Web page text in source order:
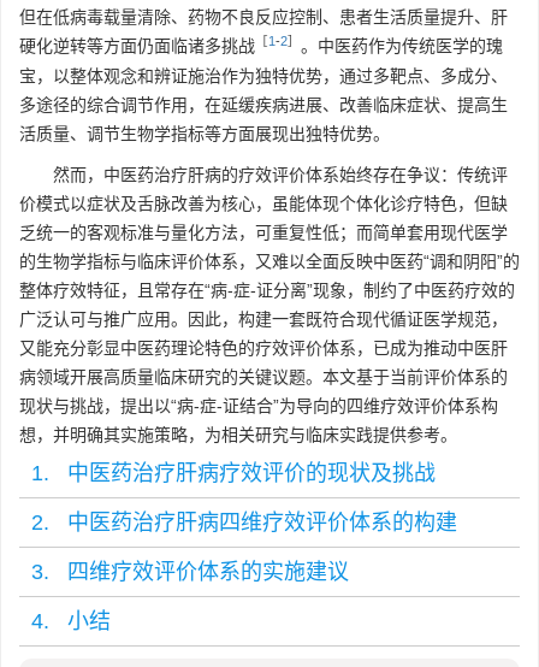
但在低病毒载量清除、药物不良反应控制、患者生活质量提升、肝
硬化逆转等方面仍面临诸多挑战 ［1-2］ 。中医药作为传统医学的瑰
宝，以整体观念和辨证施治作为独特优势，通过多靶点、多成分、
多途径的综合调节作用，在延缓疾病进展、改善临床症状、提高生
活质量、调节生物学指标等方面展现出独特优势。
然而，中医药治疗肝病的疗效评价体系始终存在争议：传统评
价模式以症状及舌脉改善为核心，虽能体现个体化诊疗特色，但缺
乏统一的客观标准与量化方法，可重复性低；而简单套用现代医学
的生物学指标与临床评价体系，又难以全面反映中医药“调和阴阳”的
整体疗效特征，且常存在“病-症-证分离”现象，制约了中医药疗效的
广泛认可与推广应用。因此，构建一套既符合现代循证医学规范，
又能充分彰显中医药理论特色的疗效评价体系，已成为推动中医肝
病领域开展高质量临床研究的关键议题。本文基于当前评价体系的
现状与挑战，提出以“病-症-证结合”为导向的四维疗效评价体系构
想，并明确其实施策略，为相关研究与临床实践提供参考。
1. 中医药治疗肝病疗效评价的现状及挑战
2. 中医药治疗肝病四维疗效评价体系的构建
3. 四维疗效评价体系的实施建议
4. 小结